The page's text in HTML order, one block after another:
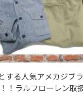
する人気アメカジブ
！ラルフローレン取